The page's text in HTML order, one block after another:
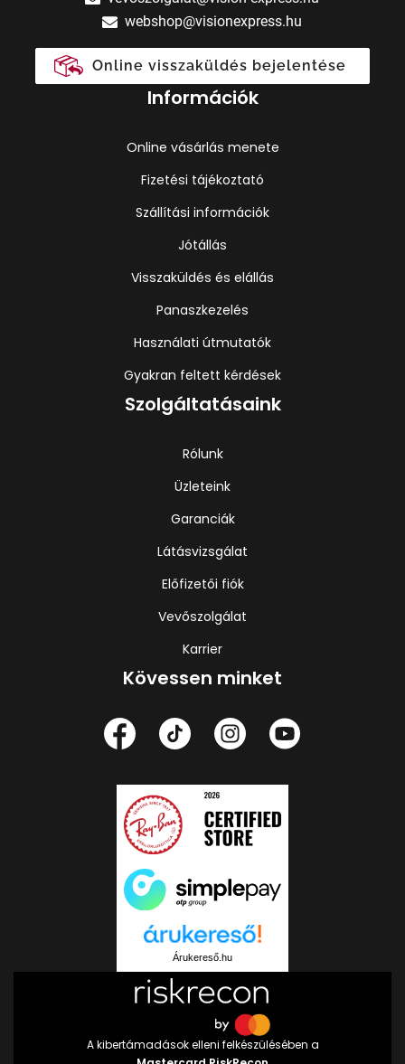
webshop@visionexpress.hu
Online visszaküldés bejelentése
Információk
Online vásárlás menete
Fizetési tájékoztató
Szállítási információk
Jótállás
Visszaküldés és elállás
Panaszkezelés
Használati útmutatók
Gyakran feltett kérdések
Szolgáltatásaink
Rólunk
Üzleteink
Garanciák
Látásvizsgálat
Előfizetői fiók
Vevőszolgálat
Karrier
Kövessen minket
Árukereső.hu
A kibertámadások elleni felkészülésében a